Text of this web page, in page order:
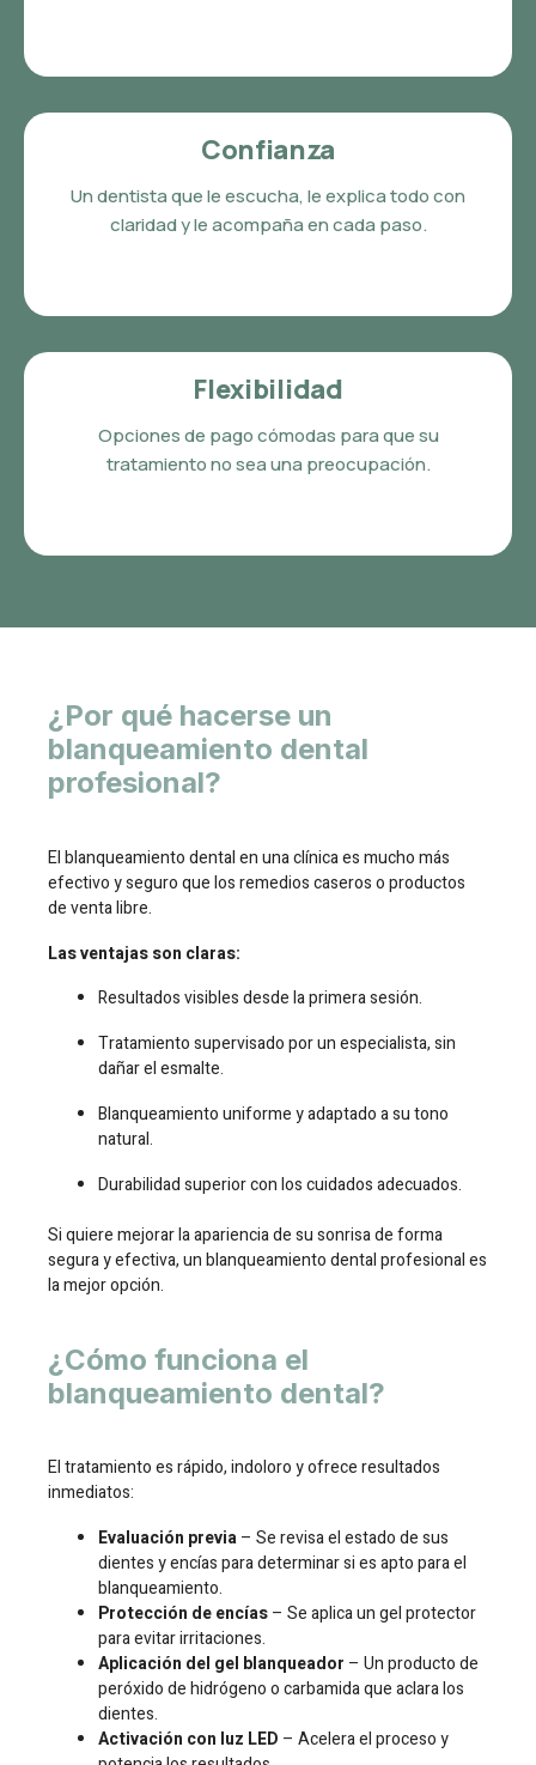
Confianza
Un dentista que le escucha, le explica todo con
claridad y le acompaña en cada paso.
Flexibilidad
Opciones de pago cómodas para que su
tratamiento no sea una preocupación.
¿Por qué hacerse un
blanqueamiento dental
profesional?
El blanqueamiento dental en una clínica es mucho más
efectivo y seguro que los remedios caseros o productos
de venta libre.
Las ventajas son claras:
Resultados visibles desde la primera sesión.
Tratamiento supervisado por un especialista, sin
dañar el esmalte.
Blanqueamiento uniforme y adaptado a su tono
natural.
Durabilidad superior con los cuidados adecuados.
Si quiere mejorar la apariencia de su sonrisa de forma
segura y efectiva, un blanqueamiento dental profesional es
la mejor opción.
¿Cómo funciona el
blanqueamiento dental?
El tratamiento es rápido, indoloro y ofrece resultados
inmediatos:
Evaluación previa– Se revisa el estado de sus
dientes y encías para determinar si es apto para el
blanqueamiento.
Protección de encías– Se aplica un gel protector
para evitar irritaciones.
Aplicación del gel blanqueador – Un producto de
peróxido de hidrógeno o carbamida que aclara los
dientes.
Activación con luz LED – Acelera el proceso y